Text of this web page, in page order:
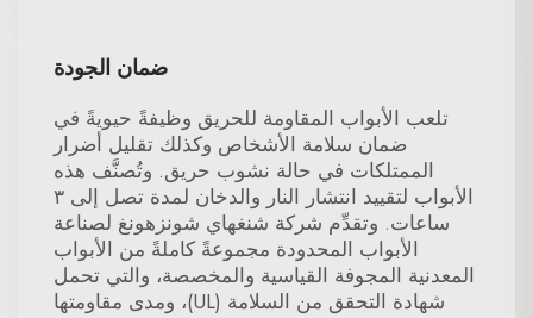
ضمان الجودة
تلعب الأبواب المقاومة للحريق وظيفةً حيويةً في
ضمان سلامة الأشخاص وكذلك تقليل أضرار
الممتلكات في حالة نشوب حريق. وتُصنَّف هذه
الأبواب لتقييد انتشار النار والدخان لمدة تصل إلى ٣
ساعات. وتقدِّم شركة شنغهاي شونزهونغ لصناعة
الأبواب المحدودة مجموعةً كاملةً من الأبواب
المعدنية المجوفة القياسية والمخصصة، والتي تحمل
شهادة التحقق من السلامة (UL)، ومدى مقاومتها